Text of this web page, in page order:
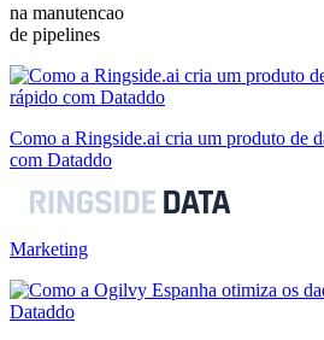
na manutencao
de pipelines
Como a Ringside.ai cria um produto de
com Dataddo
Marketing